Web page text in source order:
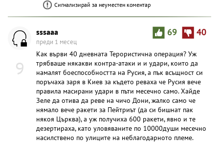
Сигнализирай за неуместен коментар
9
69 40
sssaaa
преди 1 месец
Как върви 40 дневната Терористична операция? Уж
трябваше някакви контра-атаки и и удари, които да
намалят боеспособността на Русия, а пък всъщност си
поръчаха заря в Киев за където реваха че Русия вече
правила масирани удари в пъти месечно само. Хайде
Зеле да отива да реве на чичо Дони, жалко само че
нямало вече ракети за Пейтриът (да си бишнат пак
някоя Църква), а уж получиха 600 ракети, явно и те
дезертираха, като уловяваните по 10000души месечно
насилствено по улиците на неблагодарното племе.